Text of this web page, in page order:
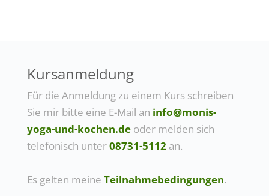
Kursanmeldung
Für die Anmeldung zu einem Kurs schreiben
Sie mir bitte eine E-Mail an info@monis-
yoga-und-kochen.deoder melden sich
telefonisch unter08731-5112an.
Es gelten meine Teilnahmebedingungen.